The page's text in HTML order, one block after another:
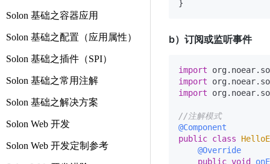
Solon 基础之容器应用
Solon 基础之配置（应用属性）
Solon 基础之插件（SPI）
Solon 基础之常用注解
Solon 基础之解决方案
Solon Web 开发
Solon Web 开发定制参考
b）订阅或监听事件
import
import
import
//注解模式
@Component
public class
@Override
public void